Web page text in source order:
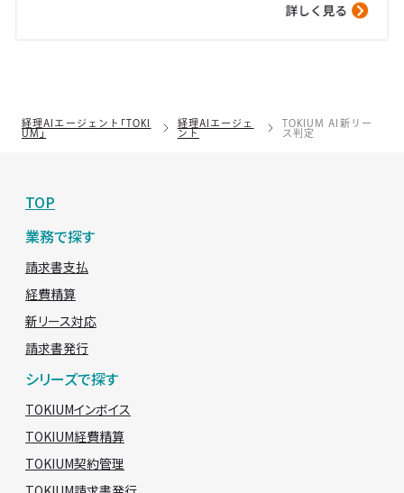
経理AIエージェント「TOKI
UM」
経理AIエージェ
ント
TOKIUM AI新リー
ス判定
TOP
業務で探す
請求書支払
経費精算
新リース対応
請求書発行
シリーズで探す
TOKIUMインボイス
TOKIUM経費精算
TOKIUM契約管理